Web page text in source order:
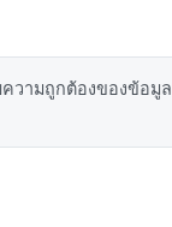
วามถูกต้องของข้อมูล